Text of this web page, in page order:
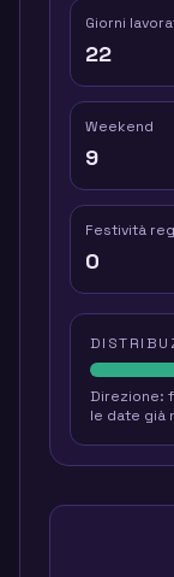
Giorni
22
Weekend
9
Festività
0
Direzione:
le date già